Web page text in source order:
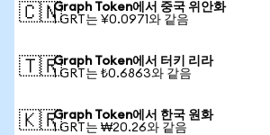
🇨🇳Graph Token에서 중국 위안화
1 GRT는 ¥0.0971와 같음
🇹🇷Graph Token에서 터키 리라
1 GRT는 ₺0.6863와 같음
🇰🇷Graph Token에서 한국 원화
1 GRT는 ₩20.26와 같음